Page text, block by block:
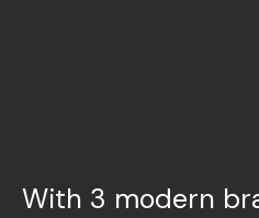
With 3 modern